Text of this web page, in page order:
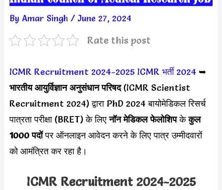
By Amar Singh / June 27, 2024
Rate this post
ICMR Recruitment 2024-2025 ICMR भर्ती 2024 ➥
भारतीय आयुर्विज्ञान अनुसंधान परिषद(ICMR Scientist
Recruitment 2024) द्वारा PhD 2024 बायोमेडिकल रिसर्च
पात्रता परीक्षा (BRET) के लिएनॉन मेडिकल फेलोशिपकेकुल
1000 पदोंपर ऑनलाइन आवेदन करने के लिए पात्र उम्मीदवारों
को आमंत्रित कर रहा है।
ICMR Recruitment 2024-2025